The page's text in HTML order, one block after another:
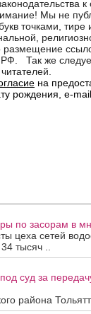
по засорам в
цеха сетей
тысяч ..
суд за
района